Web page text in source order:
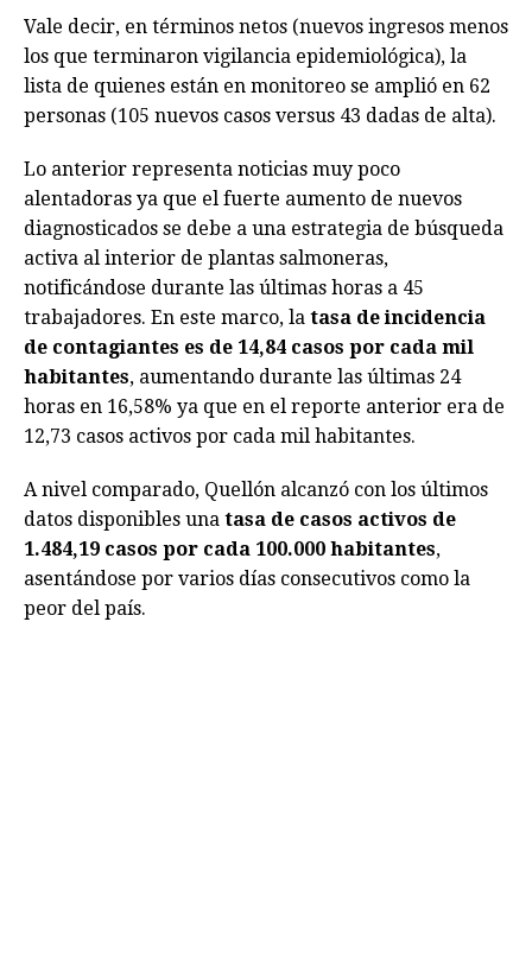
Vale decir, en términos netos (nuevos ingresos menos
los que terminaron vigilancia epidemiológica), la
lista de quienes están en monitoreo se amplió en 62
personas (105 nuevos casos versus 43 dadas de alta).
Lo anterior representa noticias muy poco
alentadoras ya que el fuerte aumento de nuevos
diagnosticados se debe a una estrategia de búsqueda
activa al interior de plantas salmoneras,
notificándose durante las últimas horas a 45
trabajadores. En este marco, la tasa de incidencia
de contagiantes es de 14,84 casos por cada mil
habitantes, aumentando durante las últimas 24
horas en 16,58% ya que en el reporte anterior era de
12,73 casos activos por cada mil habitantes.
A nivel comparado, Quellón alcanzó con los últimos
datos disponibles una tasa de casos activos de
1.484,19 casos por cada 100.000 habitantes,
asentándose por varios días consecutivos como la
peor del país.